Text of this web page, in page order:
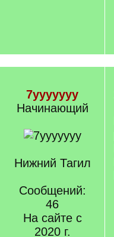
7yyyyyyy
Начинающий
Нижний Тагил
Сообщений:
46
На сайте с
2020 г.